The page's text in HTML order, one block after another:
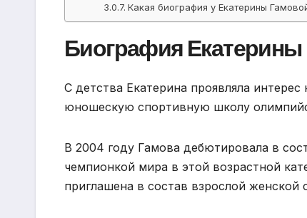
Какая биография у Екатерины
Биография
С детства Екатерина проявляла
юношескую спортивную школу
В 2004 году Гамова дебютировала в
чемпионкой мира в этой возрастной
приглашена в состав взрослой женской